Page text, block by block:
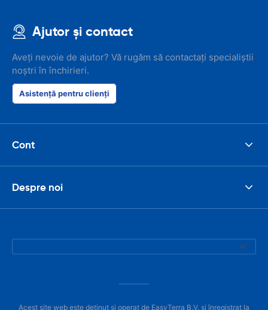
Ajutor și contact
Aveți nevoie de ajutor? Vă rugăm să contactați specialiștii
noștri în închirieri.
Asistență pentru clienți
Cont
Despre noi
Acest site web este deținut și operat de EasyTerra B.V. și înregistrat la